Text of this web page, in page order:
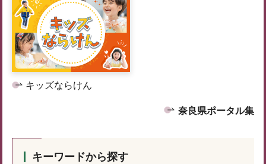
キッズならけん
奈良県ポータル集
キーワードから探す